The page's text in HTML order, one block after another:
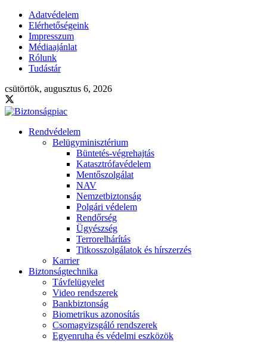
Adatvédelem
Elérhetőségeink
Impresszum
Médiaajánlat
Rólunk
Tudástár
csütörtök, augusztus 6, 2026
Rendvédelem
Belügyminisztérium
Büntetés-végrehajtás
Katasztrófavédelem
Mentőszolgálat
NAV
Nemzetbiztonság
Polgári védelem
Rendőrség
Ügyészség
Terrorelhárítás
Titkosszolgálatok és hírszerzés
Karrier
Biztonságtechnika
Távfelügyelet
Video rendszerek
Bankbiztonság
Biometrikus azonosítás
Csomagvizsgáló rendszerek
Egyenruha és védelmi eszközök